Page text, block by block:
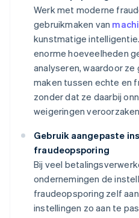
Werk met moderne
gebruikmaken van
kunstmatige
enorme hoeveelheden
analyseren, waardoor
maken tussen echte en
zonder dat ze daarbij
weigeringen
Gebruik aangepaste
fraudeopsporing
Bij veel
ondernemingen de
fraudeopsporing zelf
instellingen zo aan te